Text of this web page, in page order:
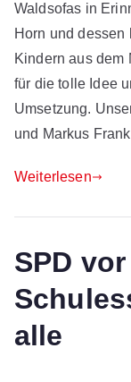
Waldsofas in
Horn und dessen
Kindern aus dem
für die tolle Idee
Umsetzung.
und Markus
Weiterlesen
SPD
alle